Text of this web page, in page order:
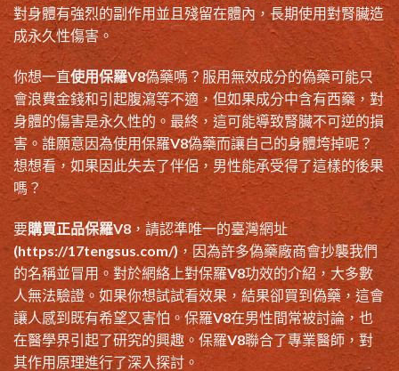
對身體有強烈的副作用並且殘留在體內，長期使用對腎臟造
成永久性傷害。
你想一直使用保羅V8偽藥嗎？服用無效成分的偽藥可能只
會浪費金錢和引起腹瀉等不適，但如果成分中含有西藥，對
身體的傷害是永久性的。最終，這可能導致腎臟不可逆的損
害。誰願意因為使用保羅V8偽藥而讓自己的身體垮掉呢？
想想看，如果因此失去了伴侶，男性能承受得了這樣的後果
嗎？
要購買正品保羅V8，請認準唯一的臺灣網址
(https://17tengsus.com/)，因為許多偽藥廠商會抄襲我們
的名稱並冒用。對於網絡上對保羅V8功效的介紹，大多數
人無法驗證。如果你想試試看效果，結果卻買到偽藥，這會
讓人感到既有希望又害怕。保羅V8在男性間常被討論，也
在醫學界引起了研究的興趣。保羅V8聯合了專業醫師，對
其作用原理進行了深入探討。